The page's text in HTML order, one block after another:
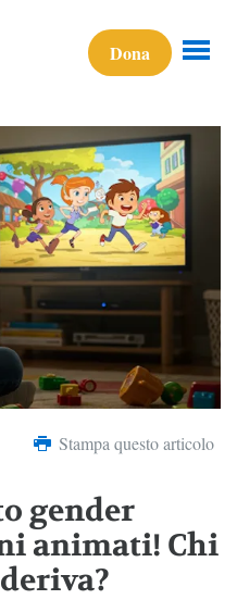
Dona
Stampa questo articolo
gender
animati! Chi